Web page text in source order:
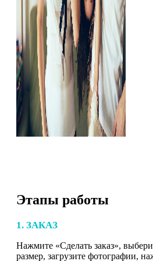
Этапы работы
1. ЗАКАЗ
Нажмите «Сделать заказ»,
размер, загрузите фотографии,